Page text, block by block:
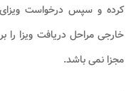
کرده و سپس درخواست
خارجی مراحل دریافت ویزا را
مجزا نمی باشد.